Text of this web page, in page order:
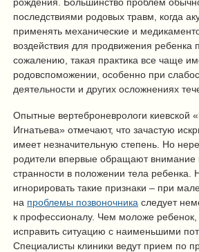
последствиями родовых травм, когда
применять механические и
воздействия для продвижения
сожалению, такая практика все чаще
родовспоможении, особенно при
деятельности и других осложнениях
Опытные вертеброневрологи киевской
Игнатьева» отмечают, что зачастую
имеет незначительную степень. Но
родители впервые обращают внимание
странности в положении тела ребенка.
игнорировать такие признаки – при
на проблемы позвоночника следует
к профессионалу. Чем моложе
исправить ситуацию с наименьшими
Специалисты клиники ведут прием по